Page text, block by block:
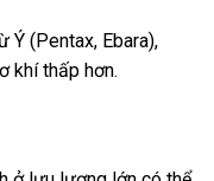
Ý (Pentax, Ebara),
khí thấp hơn.